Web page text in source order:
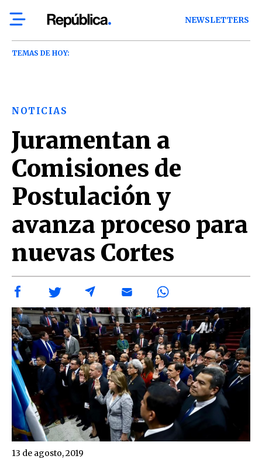
NEWSLETTERS
TEMAS DE HOY:
NOTICIAS
Juramentan a
Comisiones de
Postulación y
avanza proceso para
nuevas Cortes
13 de agosto, 2019